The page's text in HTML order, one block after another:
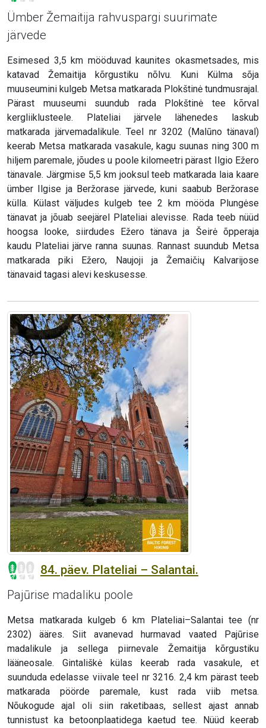
Ümber Žemaitija rahvuspargi suurimate
järvede
Esimesed 3,5 km mööduvad kaunites okasmetsades, mis
katavad Žemaitija kõrgustiku nõlvu. Kuni Külma sõja
muuseumini kulgeb Metsa matkarada Plokštinė tundmusrajal.
Pärast muuseumi suundub rada Plokštinė tee kõrval
kergliiklusteele. Plateliai järvele lähenedes laskub
matkarada järvemadalikule. Teel nr 3202 (Malūno tänaval)
keerab Metsa matkarada vasakule, kagu suunas ning 300 m
hiljem paremale, jõudes u poole kilomeetri pärast Ilgio Ežero
tänavale. Järgmise 5,5 km jooksul teeb matkarada laia kaare
ümber Ilgise ja Beržorase järvede, kuni saabub Beržorase
külla. Külast väljudes kulgeb tee 2 km mööda Plungėse
tänavat ja jõuab seejärel Plateliai alevisse. Rada teeb nüüd
hoogsa looke, siirdudes Ežero tänava ja Šeirė õpperaja
kaudu Plateliai järve ranna suunas. Rannast suundub Metsa
matkarada piki Ežero, Naujoji ja Žemaičių Kalvarijose
tänavaid tagasi alevi keskusesse.
84. päev. Plateliai – Salantai.
Pajūrise madaliku poole
Metsa matkarada kulgeb 6 km Plateliai–Salantai tee (nr
2302) ääres. Siit avanevad hurmavad vaated Pajūrise
madalikule ja sellega piirnevale Žemaitija kõrgustiku
lääneosale. Gintališkė külas keerab rada vasakule, et
suunduda edelasse viivale teel nr 3216. 2,4 km pärast teeb
matkarada pöörde paremale, kust rada viib metsa.
Nõukogude ajal oli siin raketibaas, sellest ajast annab
tunnistust ka betoonplaatidega kaetud tee. Nüüd keerab